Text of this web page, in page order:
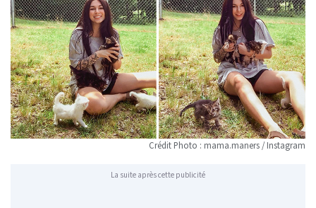
Crédit Photo : mama.maners / Instagram
La suite après cette publicité